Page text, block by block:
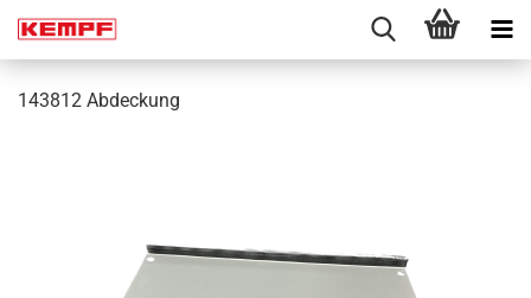
143812 Abdeckung